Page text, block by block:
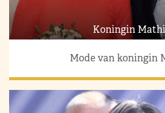
Koningin
Mode van koningin